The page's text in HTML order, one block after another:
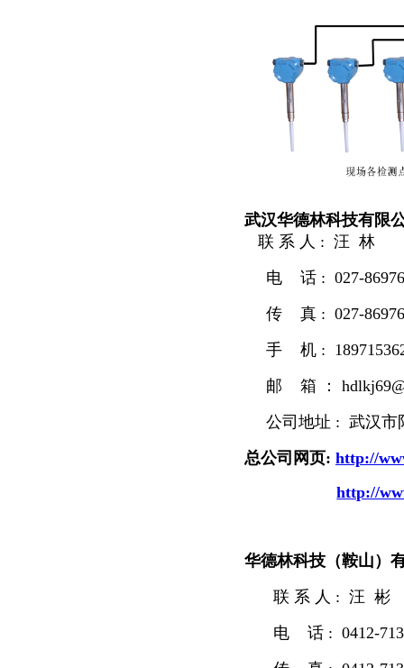
武汉华德林科技有限
联 系 人 : 汪 林
电 话 : 027-
传 真 : 027-
手 机 :
邮 箱 ：
公司地址 : 武汉市
总公司网页: http://
http://
华德林科技（鞍山）
联 系 人 : 汪 彬
电 话 : 0412-